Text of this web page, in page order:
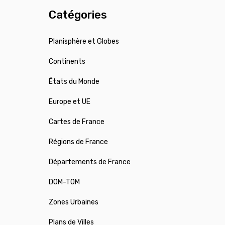
Catégories
Planisphère et Globes
Continents
États du Monde
Europe et UE
Cartes de France
Régions de France
Départements de France
DOM-TOM
Zones Urbaines
Plans de Villes